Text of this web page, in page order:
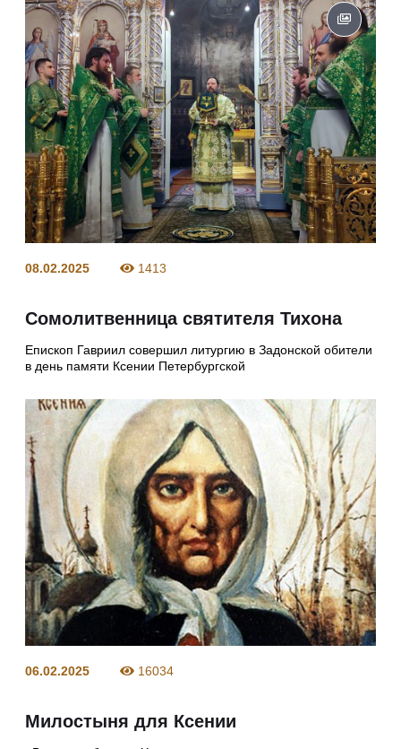
08.02.2025 1413
Сомолитвенница святителя Тихона
Епископ Гавриил совершил литургию в Задонской обители
в день памяти Ксении Петербургской
06.02.2025 16034
Милостыня для Ксении